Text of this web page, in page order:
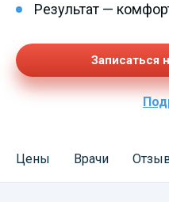
Результат —
Записаться
Цены Врачи